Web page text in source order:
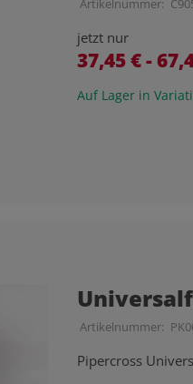
jetzt nur
37,45 € -
Auf Lager in
Artikelnummer:
Pipercross